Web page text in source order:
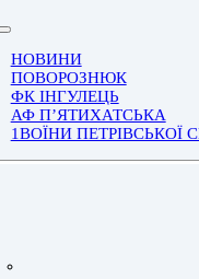
НОВИНИ
ПОВОРОЗНЮК
ФК ІНГУЛЕЦЬ
АФ П’ЯТИХАТСЬКА
1ВОЇНИ